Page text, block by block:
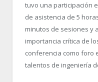
tuvo una participación
de asistencia de 5
minutos de sesiones y
importancia crítica de
conferencia como foro
talentos de ingeniería